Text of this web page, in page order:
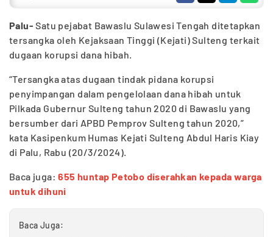
Palu- Satu pejabat Bawaslu Sulawesi Tengah ditetapkan
tersangka oleh Kejaksaan Tinggi (Kejati) Sulteng terkait
dugaan korupsi dana hibah.
“Tersangka atas dugaan tindak pidana korupsi
penyimpangan dalam pengelolaan dana hibah untuk
Pilkada Gubernur Sulteng tahun 2020 di Bawaslu yang
bersumber dari APBD Pemprov Sulteng tahun 2020,”
kata Kasipenkum Humas Kejati Sulteng Abdul Haris Kiay
di Palu, Rabu (20/3/2024).
Baca juga:655 huntap Petobo diserahkan kepada warga
untuk dihuni
Baca Juga: